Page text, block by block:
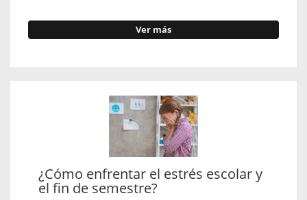
Ver más
¿Cómo enfrentar el estrés escolar y
el fin de semestre?